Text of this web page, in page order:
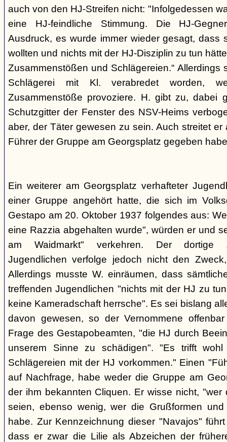
auch von den HJ-Streifen nicht: "Infolgedessen
eine HJ-feindliche Stimmung. Die HJ-
Ausdruck, es wurde immer wieder gesagt, dass
wollten und nichts mit der HJ-Disziplin zu tun
Zusammenstößen und Schlägereien.“ Allerdings
Schlägerei mit Kl. verabredet worden,
Zusammenstöße provoziere. H. gibt zu, dabei
Schutzgitter der Fenster des NSV-Heims
aber, der Täter gewesen zu sein. Auch streitet
Führer der Gruppe am Georgsplatz gegeben
Ein weiterer am Georgsplatz verhafteter
einer Gruppe angehört hatte, die sich im
Gestapo am 20. Oktober 1937 folgendes aus:
eine Razzia abgehalten wurde", würden er und
am Waidmarkt" verkehren. Der dortige
Jugendlichen verfolge jedoch nicht den
Allerdings musste W. einräumen, dass
treffenden Jugendlichen "nichts mit der HJ zu
keine Kameradschaft herrsche". Es sei bislang
davon gewesen, so der Vernommene
Frage des Gestapobeamten, "die HJ durch
unserem Sinne zu schädigen". "Es trifft
Schlägereien mit der HJ vorkommen." Einen
auf Nachfrage, habe weder die Gruppe am
der ihm bekannten Cliquen. Er wisse nicht, "wer
seien, ebenso wenig, wer die Grußformen
habe. Zur Kennzeichnung dieser "Navajos"
dass er zwar die Lilie als Abzeichen der